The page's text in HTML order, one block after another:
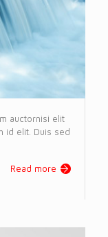
auctornisi elit
id elit. Duis sed
Read more